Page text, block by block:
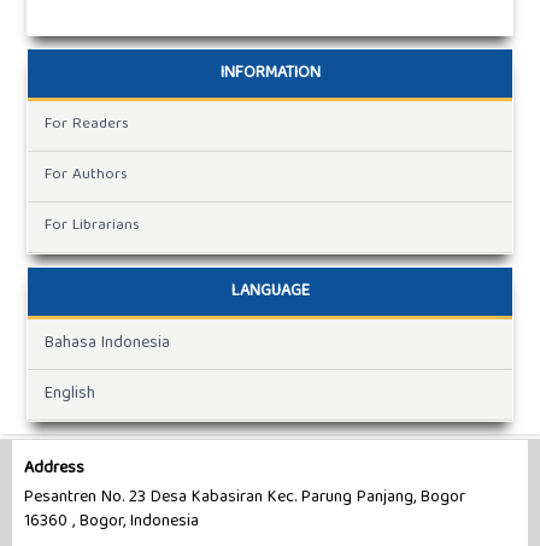
INFORMATION
For Readers
For Authors
For Librarians
LANGUAGE
Bahasa Indonesia
English
Address
Pesantren No. 23 Desa Kabasiran Kec. Parung Panjang, Bogor
16360 , Bogor, Indonesia